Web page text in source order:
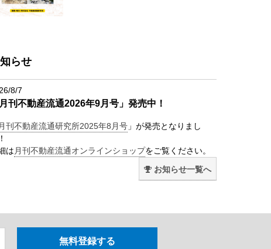
らせ
8/7
月刊不動産流通2026年9月号」発売中！
月刊不動産流通研究所2025年8月号 」が発売となりまし
は 月刊不動産流通オンラインショップをご覧ください。
お知らせ一覧へ